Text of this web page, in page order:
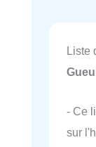
Liste
- Ce
sur